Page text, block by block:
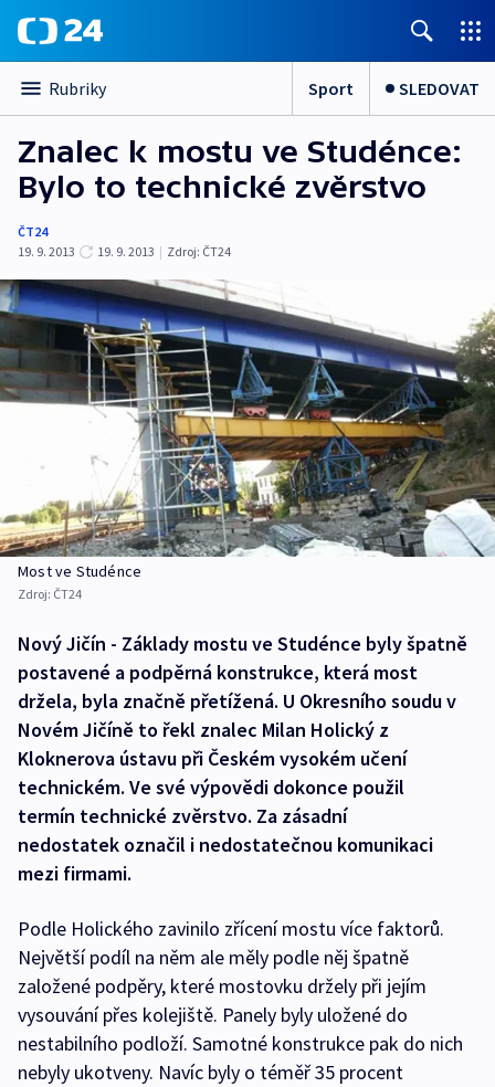
Rubriky Sport SLEDOVAT
Znalec k mostu ve Studénce:
Bylo to technické zvěrstvo
ČT24
19. 9. 2013
19. 9. 2013 | Zdroj: ČT24
Most ve Studénce
Zdroj: ČT24
Nový Jičín - Základy mostu ve Studénce byly špatně
postavené a podpěrná konstrukce, která most
držela, byla značně přetížená. U Okresního soudu v
Novém Jičíně to řekl znalec Milan Holický z
Kloknerova ústavu při Českém vysokém učení
technickém. Ve své výpovědi dokonce použil
termín technické zvěrstvo. Za zásadní
nedostatek označil i nedostatečnou komunikaci
mezi firmami.
Podle Holického zavinilo zřícení mostu více faktorů.
Největší podíl na něm ale měly podle něj špatně
založené podpěry, které mostovku držely při jejím
vysouvání přes kolejiště. Panely byly uložené do
nestabilního podloží. Samotné konstrukce pak do nich
nebyly ukotveny. Navíc byly o téměř 35 procent